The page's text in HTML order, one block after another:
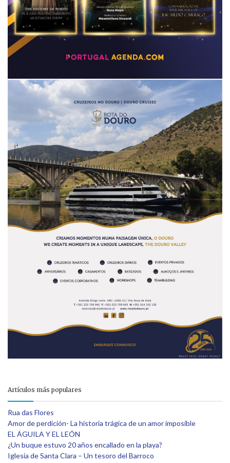
Artículos más populares
Rua das Flores
Amor de perdición- La historia trágica de un amor imposible
EL ÁGUILA Y EL LEÓN
¿Un buque estuvo 20 años encallado en la playa?
Iglesia de Santa Clara – Un tesoro del Barroco